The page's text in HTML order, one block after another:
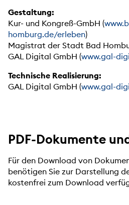
Gestaltung:
Kur- und Kongreß-GmbH (
homburg.de/erleben)
Magistrat der Stadt Bad
GAL Digital GmbH (www.gal-
Technische Realisierung:
GAL Digital GmbH (www.gal-
PDF-Dokumente
Für den Download von
benötigen Sie zur Darstellung
kostenfrei zum Download